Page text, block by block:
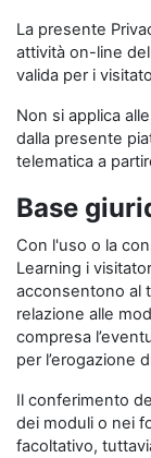
La presente
attività on-line
valida per i
Non si applica
dalla presente
telematica a
Base
Con l'uso o la
Learning i
acconsentono al
relazione alle
compresa
per l’erogazione
Il conferimento
dei moduli o nei
facoltativo,